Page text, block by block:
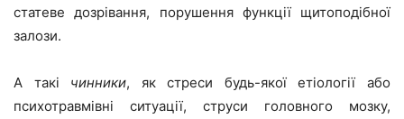
статеве дозрівання, порушення функції щитоподібної
залози.
А такі чинники, як стреси будь-якої етіології або
психотравмівні ситуації, струси головного мозку,